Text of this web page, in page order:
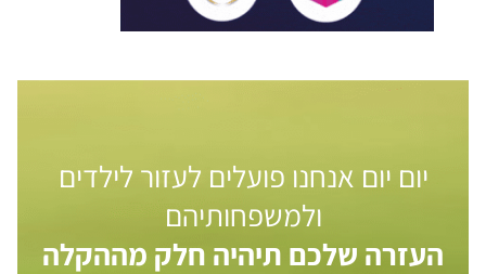
יום יום אנחנו פועלים לעזור לילדים
ולמשפחותיהם
העזרה שלכם תיהיה חלק מההקלה